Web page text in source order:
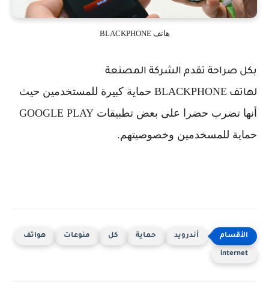
هاتف BLACKPHONE
بكل صراحة تقدم الشركة المصنعة
لهاتف
BLACKPHONE حماية كبيرة للمستخدمين حيث
أنها تضرب حضرا على بعض تطبيقات GOOGLE PLAY
حماية للمسخدمين وخصوصيتهم.
أندرويد حماية كل منوعات هواتف
internet